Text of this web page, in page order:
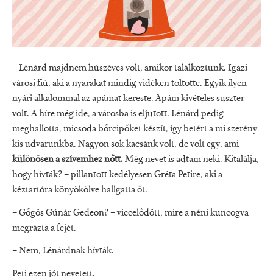
– Lénárd majdnem húszéves volt, amikor találkoztunk. Igazi
városi fiú, aki a nyarakat mindig vidéken töltötte. Egyik ilyen
nyári alkalommal az apámat kereste. Apám kivételes suszter
volt. A híre még ide, a városba is eljutott. Lénárd pedig
meghallotta, micsoda bőrcipőket készít, így betért a mi szerény
kis udvarunkba. Nagyon sok kacsánk volt, de volt egy, ami
különösen a szívemhez nőtt.Még nevet is adtam neki. Kitalálja,
hogy hívták? – pillantott kedélyesen Gréta Petire, aki a
kéztartóra könyökölve hallgatta őt.
– Gőgös Gúnár Gedeon? – viccelődött, mire a néni kuncogva
megrázta a fejét.
– Nem, Lénárdnak hívták.
Peti ezen jót nevetett.